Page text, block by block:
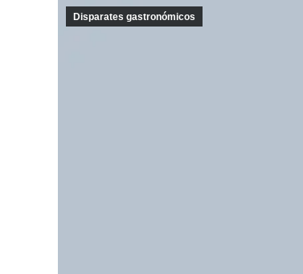
Disparates gastronómicos